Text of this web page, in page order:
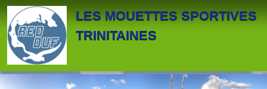
LES MOUETTES SPORTIVES
TRINITAINES
Panneau de gestion des cookies